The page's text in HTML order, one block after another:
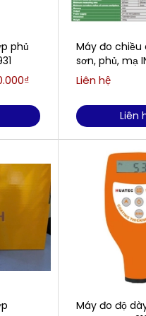
phủ
Máy đo chiều
sơn, phủ, mạ
1200 (0-
từ tính)
Liên hệ
Liên
Máy đo độ